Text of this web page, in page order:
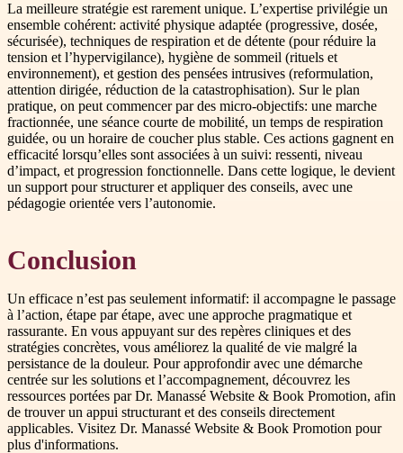
La meilleure stratégie est rarement unique. L’expertise privilégie un
ensemble cohérent: activité physique adaptée (progressive, dosée,
sécurisée), techniques de respiration et de détente (pour réduire la
tension et l’hypervigilance), hygiène de sommeil (rituels et
environnement), et gestion des pensées intrusives (reformulation,
attention dirigée, réduction de la catastrophisation). Sur le plan
pratique, on peut commencer par des micro-objectifs: une marche
fractionnée, une séance courte de mobilité, un temps de respiration
guidée, ou un horaire de coucher plus stable. Ces actions gagnent en
efficacité lorsqu’elles sont associées à un suivi: ressenti, niveau
d’impact, et progression fonctionnelle. Dans cette logique, le devient
un support pour structurer et appliquer des conseils, avec une
pédagogie orientée vers l’autonomie.
Conclusion
Un efficace n’est pas seulement informatif: il accompagne le passage
à l’action, étape par étape, avec une approche pragmatique et
rassurante. En vous appuyant sur des repères cliniques et des
stratégies concrètes, vous améliorez la qualité de vie malgré la
persistance de la douleur. Pour approfondir avec une démarche
centrée sur les solutions et l’accompagnement, découvrez les
ressources portées par Dr. Manassé Website & Book Promotion, afin
de trouver un appui structurant et des conseils directement
applicables. Visitez Dr. Manassé Website & Book Promotion pour
plus d'informations.